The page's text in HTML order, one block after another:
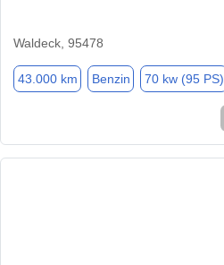
Waldeck, 95478
43.000 km Benzin 70 kw (95 PS)